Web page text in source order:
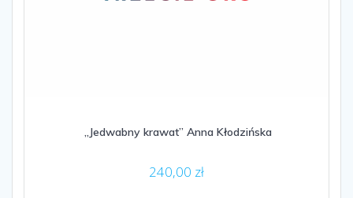
„Jedwabny krawat” Anna Kłodzińska
240,00 zł